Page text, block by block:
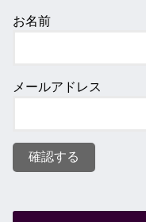
お名前
メールアドレス